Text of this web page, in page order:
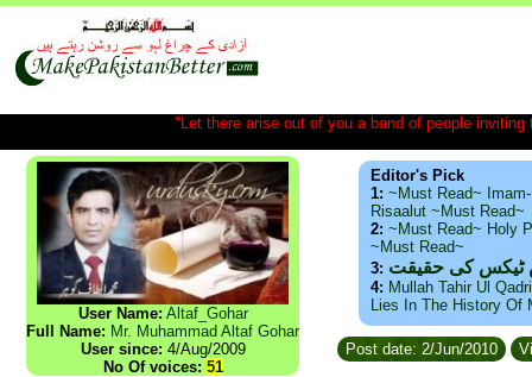
"Let there arise out of you a band of people
User Name: Altaf_Gohar
Full Name: Mr. Muhammad Altaf Gohar
User since: 4/Aug/2009
No Of voices: 51
Editor's Pick
1: ~Must Read~
Risaalut ~Must Read~
2: ~Must Read~ Holy
~Must Read~
3: ٹیکس کی حقیقت
4: Mullah Tahir Ul
Lies In The History Of
Post date: 2/Jun/2010